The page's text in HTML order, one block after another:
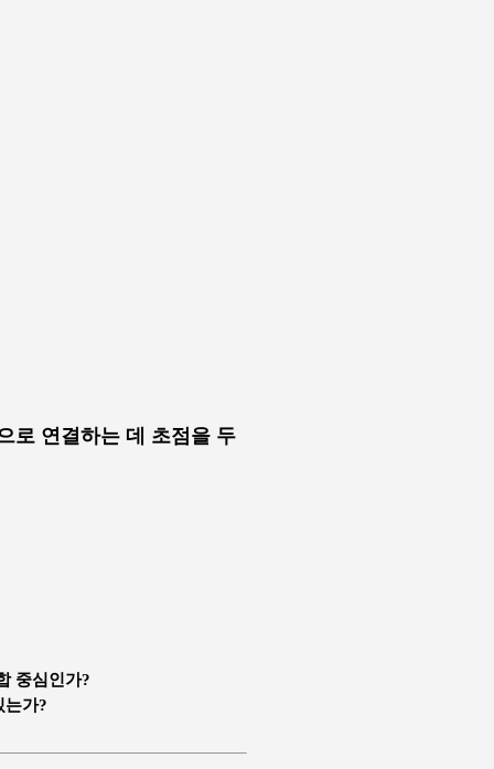
로 연결하는 데 초점을 두
중심인가?
는가?